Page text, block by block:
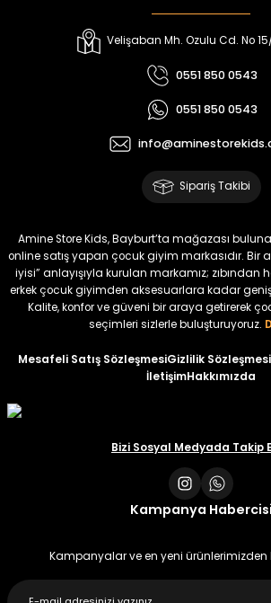
Melra Kız Çocuk Kot Pantolon
%15
Tivon Kız Çocuk
₺ 2.340
Koren Kız Çocuk ve Bebek Tayt
₺ 320
₺ 250
Yeni
Koren Kız
₺ 320
₺ 250
%22
Koren Kız Çocuk ve Bebek Tayt
₺ 250
%22
Koren Kız Çocuk
₺ 320
Velişaban Mh. Ozulu Cd. No
0551 850 0543
0551 850 0543
Sipariş Takibi
Amine Store Kids, Bayburt’ta mağazası
online satış yapan çocuk giyim markasıdır. Bir
iyisi” anlayışıyla kurulan markamız; zıbından
erkek çocuk giyimden aksesuarlara kadar
Kalite, konfor ve güveni bir araya getirerek
seçimleri sizlerle buluşturuyoruz.
Mesafeli Satış SözleşmesiGizlilik Sözleşmesi
İletişimHakkımızda
Bizi Sosyal Medyada Takip
Kampanya Habercisi
Kampanyalar ve en yeni ürünlerimizden